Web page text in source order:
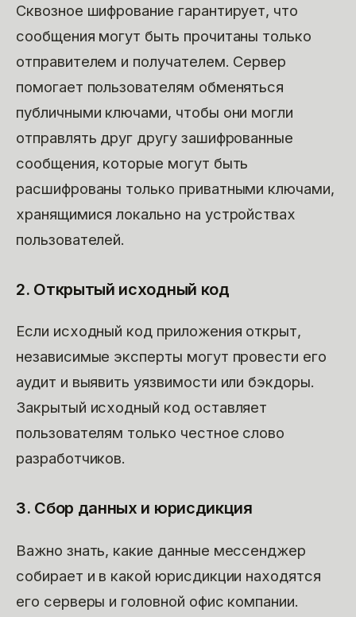
Сквозное шифрование гарантирует, что
сообщения могут быть прочитаны только
отправителем и получателем. Сервер
помогает пользователям обменяться
публичными ключами, чтобы они могли
отправлять друг другу зашифрованные
сообщения, которые могут быть
расшифрованы только приватными ключами,
хранящимися локально на устройствах
пользователей.
2. Открытый исходный код
Если исходный код приложения открыт,
независимые эксперты могут провести его
аудит и выявить уязвимости или бэкдоры.
Закрытый исходный код оставляет
пользователям только честное слово
разработчиков.
3. Сбор данных и юрисдикция
Важно знать, какие данные мессенджер
собирает и в какой юрисдикции находятся
его серверы и головной офис компании.